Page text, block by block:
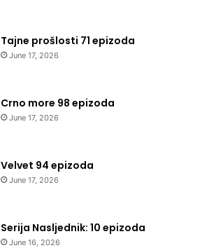
Tajne prošlosti 71 epizoda
June 17, 2026
Crno more 98 epizoda
June 17, 2026
Velvet 94 epizoda
June 17, 2026
Serija Nasljednik: 10 epizoda
June 16, 2026